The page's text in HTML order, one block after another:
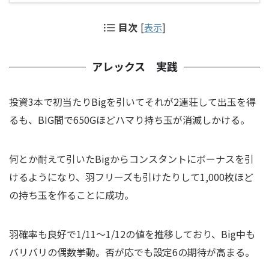
目次 [表示]
アレックス 実践
投資3本で初当たりBigを引いてそれが2連荘して出玉を得
るも、BIG間で650Gほどハマり持ち玉が消滅しかける。
何とか耐えて引いたBigからコンスタントにボーナスを引
けるようになり、羽フリーズも引けたりして1,000枚ほど
の持ち玉を作ることに成功。
羽確率も良好で1/11～1/12の値を推移しており、Big中も
バリバリの偶数挙動。否が応でも設定6の期待が高まる。